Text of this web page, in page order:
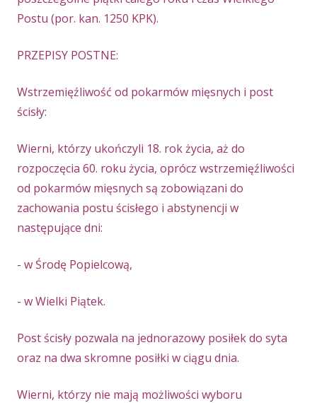
Postu (por. kan. 1250 KPK).
PRZEPISY POSTNE:
Wstrzemięźliwość od pokarmów mięsnych i post
ścisły:
Wierni, którzy ukończyli 18. rok życia, aż do
rozpoczęcia 60. roku życia, oprócz wstrzemięźliwości
od pokarmów mięsnych są zobowiązani do
zachowania postu ścisłego i abstynencji w
następujące dni:
- w Środę Popielcową,
- w Wielki Piątek.
Post ścisły pozwala na jednorazowy posiłek do syta
oraz na dwa skromne posiłki w ciągu dnia.
Wierni, którzy nie mają możliwości wyboru